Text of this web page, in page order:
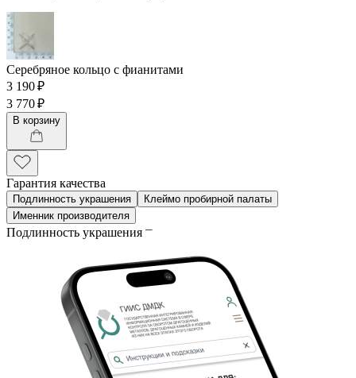
Серебряное кольцо с фианитами
3 190 ₽
3 770 ₽
В корзину
Гарантия качества
Подлинность украшения
Клеймо пробирной палаты
Именник производителя
Подлинность украшения